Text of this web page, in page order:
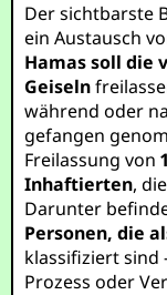
Der sichtbarste
ein Austausch
Hamas soll die
Geiseln
während oder
gefangen
Freilassung von
Inhaftierten,
Darunter
Personen, die
klassifiziert sind
Prozess oder